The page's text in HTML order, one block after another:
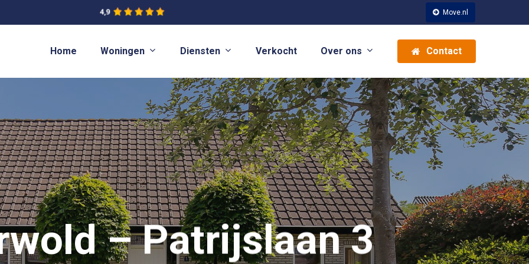
Move.nl
Home Woningen Diensten Verkocht Over ons Contact
– Patrijslaan 3